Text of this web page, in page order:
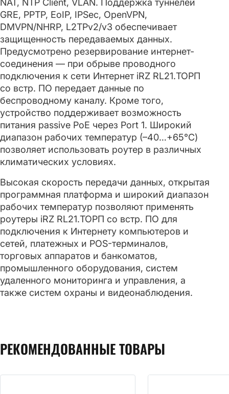
NAT, NTP Client, VLAN. Поддержка туннелей
GRE, PPTP, EoIP, IPSec, OpenVPN,
DMVPN/NHRP, L2TPv2/v3 обеспечивает
защищенность передаваемых данных.
Предусмотрено резервирование интернет-
соединения — при обрыве проводного
подключения к сети Интернет iRZ RL21.ТОРП
со встр. ПО передает данные по
беспроводному каналу. Кроме того,
устройство поддерживает возможность
питания passive PoE через Port 1. Широкий
диапазон рабочих температур (–40…+65°C)
позволяет использовать роутер в различных
климатических условиях.
Высокая скорость передачи данных, открытая
программная платформа и широкий диапазон
рабочих температур позволяют применять
роутеры iRZ RL21.ТОРП со встр. ПО для
подключения к Интернету компьютеров и
сетей, платежных и POS-терминалов,
торговых аппаратов и банкоматов,
промышленного оборудования, систем
удаленного мониторинга и управления, а
также систем охраны и видеонаблюдения.
РЕКОМЕНДОВАННЫЕ ТОВАРЫ